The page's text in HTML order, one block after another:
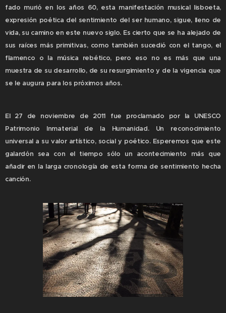
fado murió en los años 60, esta manifestación musical lisboeta,
expresión poética del sentimiento del ser humano, sigue, lleno de
vida, su camino en este nuevo siglo. Es cierto que se ha alejado de
sus raíces más primitivas, como también sucedió con el tango, el
flamenco o la música rebético, pero eso no es más que una
muestra de su desarrollo, de su resurgimiento y de la vigencia que
se le augura para los próximos años.
El 27 de noviembre de 2011 fue proclamado por la UNESCO
Patrimonio Inmaterial de la Humanidad. Un reconocimiento
universal a su valor artístico, social y poético. Esperemos que este
galardón sea con el tiempo sólo un acontecimiento más que
añadir en la larga cronología de esta forma de sentimiento hecha
canción.